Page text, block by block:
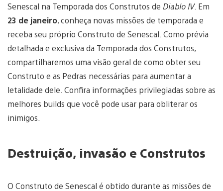
Senescal na Temporada dos Construtos de Diablo IV. Em
23 de janeiro, conheça novas missões de temporada e
receba seu próprio Construto de Senescal. Como prévia
detalhada e exclusiva da Temporada dos Construtos,
compartilharemos uma visão geral de como obter seu
Construto e as Pedras necessárias para aumentar a
letalidade dele. Confira informações privilegiadas sobre as
melhores builds que você pode usar para obliterar os
inimigos.
Destruição, invasão e Construtos
O Construto de Senescal é obtido durante as missões de